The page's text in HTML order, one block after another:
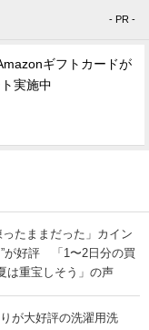
- PR -
ギフトカードが
実施中
ったままだった」カイン
”が好評 「1〜2日分の買
は重宝しそう」の声
が大好評の洗濯用洗